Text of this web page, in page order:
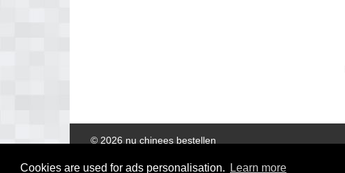
Cookies are used for ads personalisation. Learn more
© 2026 nu chinees bestellen